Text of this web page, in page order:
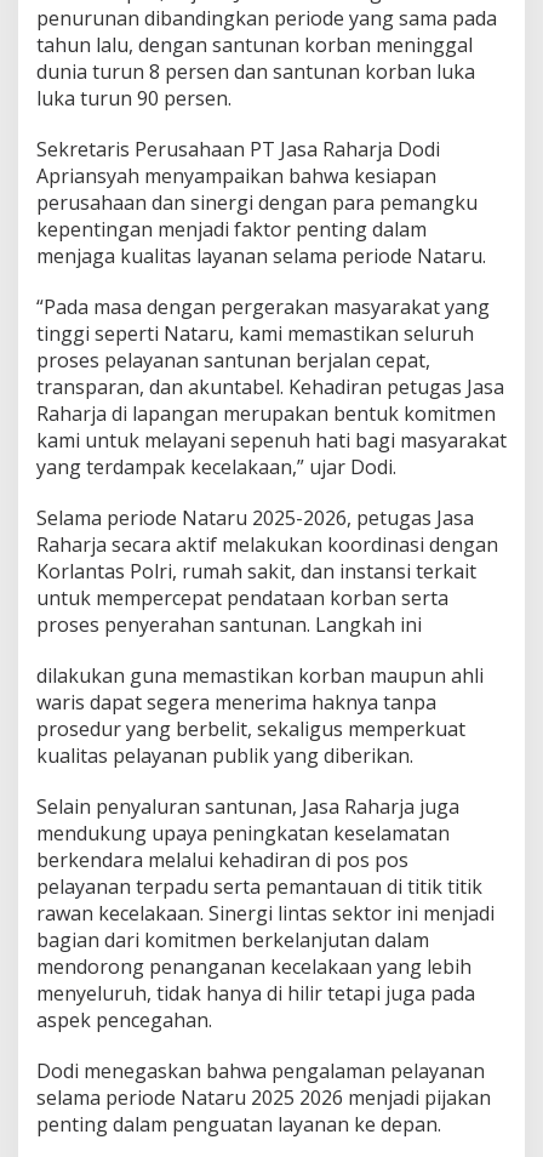
penurunan dibandingkan periode yang sama pada
tahun lalu, dengan santunan korban meninggal
dunia turun 8 persen dan santunan korban luka
luka turun 90 persen.
Sekretaris Perusahaan PT Jasa Raharja Dodi
Apriansyah menyampaikan bahwa kesiapan
perusahaan dan sinergi dengan para pemangku
kepentingan menjadi faktor penting dalam
menjaga kualitas layanan selama periode Nataru.
“Pada masa dengan pergerakan masyarakat yang
tinggi seperti Nataru, kami memastikan seluruh
proses pelayanan santunan berjalan cepat,
transparan, dan akuntabel. Kehadiran petugas Jasa
Raharja di lapangan merupakan bentuk komitmen
kami untuk melayani sepenuh hati bagi masyarakat
yang terdampak kecelakaan,” ujar Dodi.
Selama periode Nataru 2025-2026, petugas Jasa
Raharja secara aktif melakukan koordinasi dengan
Korlantas Polri, rumah sakit, dan instansi terkait
untuk mempercepat pendataan korban serta
proses penyerahan santunan. Langkah ini
dilakukan guna memastikan korban maupun ahli
waris dapat segera menerima haknya tanpa
prosedur yang berbelit, sekaligus memperkuat
kualitas pelayanan publik yang diberikan.
Selain penyaluran santunan, Jasa Raharja juga
mendukung upaya peningkatan keselamatan
berkendara melalui kehadiran di pos pos
pelayanan terpadu serta pemantauan di titik titik
rawan kecelakaan. Sinergi lintas sektor ini menjadi
bagian dari komitmen berkelanjutan dalam
mendorong penanganan kecelakaan yang lebih
menyeluruh, tidak hanya di hilir tetapi juga pada
aspek pencegahan.
Dodi menegaskan bahwa pengalaman pelayanan
selama periode Nataru 2025 2026 menjadi pijakan
penting dalam penguatan layanan ke depan.